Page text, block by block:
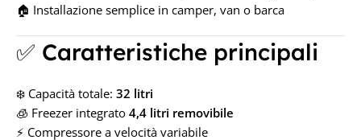
🏠 Installazione semplice in camper, van o barca
✅ Caratteristiche principali
❄️ Capacità totale: 32 litri
🧊 Freezer integrato 4,4 litri removibile
⚡ Compressore a velocità variabile